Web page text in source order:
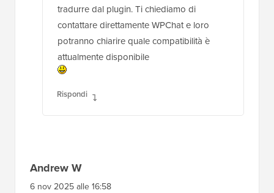
tradurre dal plugin. Ti chiediamo di
contattare direttamente WPChat e loro
potranno chiarire quale compatibilità è
attualmente disponibile
Rispondi
Andrew W
6 nov 2025 alle 16:58